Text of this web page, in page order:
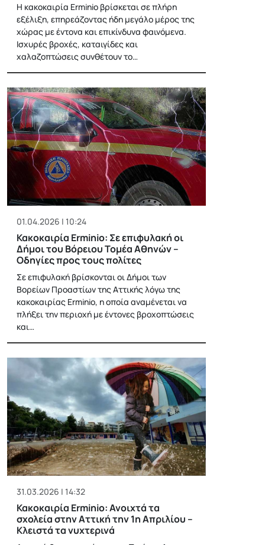
Η κακοκαιρία Erminio βρίσκεται σε πλήρη
εξέλιξη, επηρεάζοντας ήδη μεγάλο μέρος της
χώρας με έντονα και επικίνδυνα φαινόμενα.
Ισχυρές βροχές, καταιγίδες και
χαλαζοπτώσεις συνθέτουν το…
01.04.2026 | 10:24
Κακοκαιρία Erminio: Σε επιφυλακή οι
Δήμοι του Βόρειου Τομέα Αθηνών –
Οδηγίες προς τους πολίτες
Σε επιφυλακή βρίσκονται οι Δήμοι των
Βορείων Προαστίων της Αττικής λόγω της
κακοκαιρίας Erminio, η οποία αναμένεται να
πλήξει την περιοχή με έντονες βροχοπτώσεις
και…
31.03.2026 | 14:32
Κακοκαιρία Erminio: Ανοιχτά τα
σχολεία στην Αττική την 1η Απριλίου –
Κλειστά τα νυχτερινά